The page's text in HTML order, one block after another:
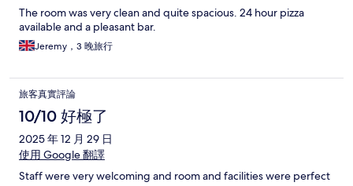
The room was very clean and quite spacious. 24 hour pizza
available and a pleasant bar.
Jeremy，3 晚旅行
旅客真實評論
10/10 好極了
2025 年 12 月 29 日
使用 Google 翻譯
Staff were very welcoming and room and facilities were perfect